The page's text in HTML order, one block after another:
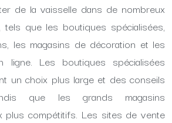
de la vaisselle dans de nombreux
que les boutiques spécialisées,
les magasins de décoration et les
Les boutiques spécialisées
un choix plus large et des conseils
que les grands magasins
compétitifs. Les sites de vente